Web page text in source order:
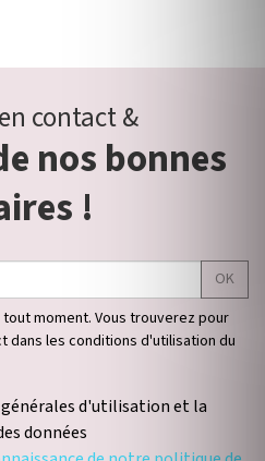
contact &
nos bonnes
!
OK
moment. Vous trouverez pour
dans les conditions d'utilisation du
d'utilisation et la
données